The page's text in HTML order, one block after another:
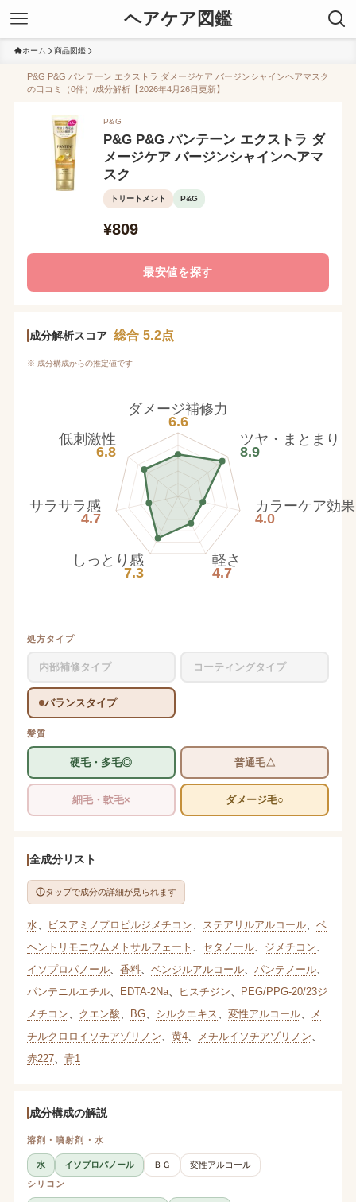
ヘアケア図鑑
ホーム 商品図鑑
P&G P&G パンテーン エクストラ ダメージケア バージンシャインヘアマスク
の口コミ（0件）/成分解析【2026年4月26日更新】
P&G
P&G P&G パンテーン エクストラ ダ
メージケア バージンシャインヘアマ
スク
トリートメント P&G
¥809
最安値を探す
成分解析スコア 総合 5.2点
※ 成分構成からの推定値です
ダメージ補修力
6.6
ツヤ・まとまり
8.9
カラーケア効果
4.0
軽さ
4.7
しっとり感
7.3
サラサラ感
4.7
低刺激性
6.8
処方タイプ
内部補修タイプ コーティングタイプ
バランスタイプ
髪質
硬毛・多毛◎ 普通毛△
細毛・軟毛× ダメージ毛○
全成分リスト
タップで成分の詳細が見られます
水 ビスアミノプロピルジメチコン ステアリルアルコール、 ベ
ヘントリモニウムメトサルフェート
セタノール、 ジメチコン
イソプロパノール、 香料、 ベンジルアルコール、 パンテノール、
パンテニルエチル、 EDTA-2Na、 ヒスチジン
PEG/PPG-20/23ジ
メチコン
クエン酸 BG、 シルクエキス 変性アルコール、
メ
チルクロロイソチアゾリノン
黄4、 メチルイソチアゾリノン
赤227、 青1
成分構成の解説
溶剤・噴射剤・水
水 イソプロパノール ＢＧ
変性アルコール
シリコン